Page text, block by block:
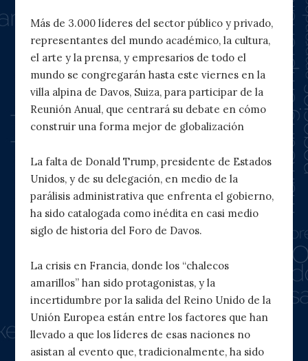
Más de 3.000 líderes del sector público y privado,
representantes del mundo académico, la cultura,
el arte y la prensa, y empresarios de todo el
mundo se congregarán hasta este viernes en la
villa alpina de Davos, Suiza, para participar de la
Reunión Anual, que centrará su debate en cómo
construir una forma mejor de globalización
La falta de Donald Trump, presidente de Estados
Unidos, y de su delegación, en medio de la
parálisis administrativa que enfrenta el gobierno,
ha sido catalogada como inédita en casi medio
siglo de historia del Foro de Davos.
La crisis en Francia, donde los “chalecos
amarillos” han sido protagonistas, y la
incertidumbre por la salida del Reino Unido de la
Unión Europea están entre los factores que han
llevado a que los líderes de esas naciones no
asistan al evento que, tradicionalmente, ha sido